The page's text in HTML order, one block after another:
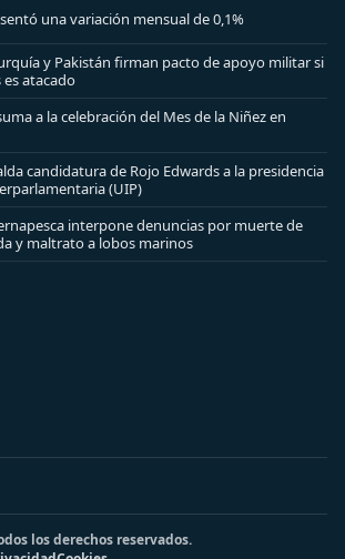
una variación mensual de 0,1%
y Pakistán firman pacto de apoyo militar si
atacado
a la celebración del Mes de la Niñez en
candidatura de Rojo Edwards a la presidencia
(UIP)
interpone denuncias por muerte de
y maltrato a lobos marinos
los derechos reservados.